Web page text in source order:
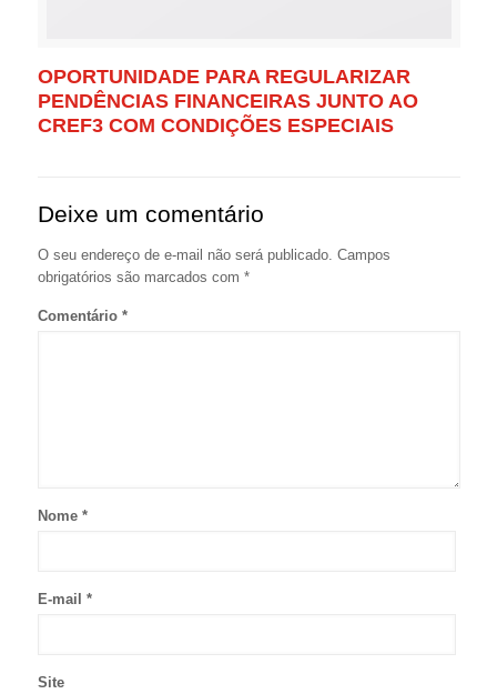
OPORTUNIDADE PARA REGULARIZAR
PENDÊNCIAS FINANCEIRAS JUNTO AO
CREF3 COM CONDIÇÕES ESPECIAIS
Deixe um comentário
O seu endereço de e-mail não será publicado. Campos
obrigatórios são marcados com *
Comentário *
Nome *
E-mail *
Site